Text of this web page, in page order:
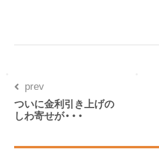
prev
ついに金利引き上げの
しわ寄せが・・・